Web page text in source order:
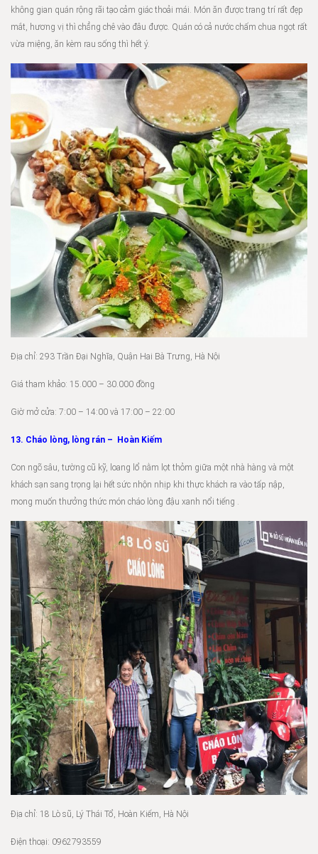
không gian quán rộng rãi tạo cảm giác thoải mái. Món ăn được trang trí rất đẹp
mắt, hương vị thì chẳng chê vào đâu được. Quán có cả nước chấm chua ngọt rất
vừa miệng, ăn kèm rau sống thì hết ý.
Địa chỉ: 293 Trần Đại Nghĩa, Quận Hai Bà Trưng, Hà Nội
Giá tham khảo: 15.000 – 30.000 đồng
Giờ mở cửa: 7:00 – 14:00 và 17:00 – 22:00
13. Cháo lòng, lòng rán – Hoàn Kiếm
Con ngõ sâu, tường cũ kỹ, loang lổ nằm lọt thỏm giữa một nhà hàng và một
khách sạn sang trọng lại hết sức nhộn nhịp khi thực khách ra vào tấp nập,
mong muốn thưởng thức món cháo lòng đậu xanh nổi tiếng .
Địa chỉ: 18 Lò sũ, Lý Thái Tổ, Hoàn Kiếm, Hà Nội
Điện thoại: 0962793559